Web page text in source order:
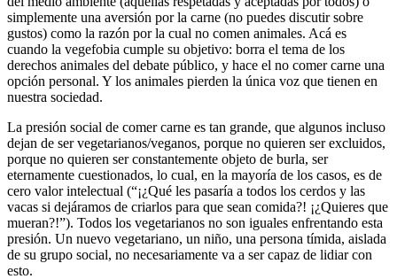
simplemente una aversión por la carne (no puedes discutir sobre
gustos) como la razón por la cual no comen animales. Acá es
cuando la vegefobia cumple su objetivo: borra el tema de los
derechos animales del debate público, y hace el no comer carne una
opción personal. Y los animales pierden la única voz que tienen en
nuestra sociedad.
La presión social de comer carne es tan grande, que algunos incluso
dejan de ser vegetarianos/veganos, porque no quieren ser excluidos,
porque no quieren ser constantemente objeto de burla, ser
eternamente cuestionados, lo cual, en la mayoría de los casos, es de
cero valor intelectual (“¡¿Qué les pasaría a todos los cerdos y las
vacas si dejáramos de criarlos para que sean comida?! ¡¿Quieres que
mueran?!”). Todos los vegetarianos no son iguales enfrentando esta
presión. Un nuevo vegetariano, un niño, una persona tímida, aislada
de su grupo social, no necesariamente va a ser capaz de lidiar con
esto.